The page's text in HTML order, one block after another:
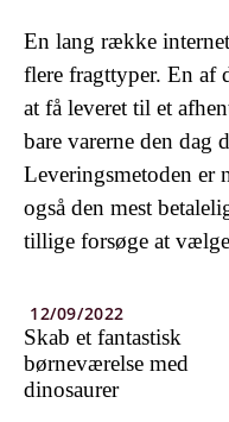
En lang række
flere fragttyper. En af
at få leveret til et
bare varerne den dag
Leveringsmetoden er
også den mest
tillige forsøge at
12/09/2022
Skab et fantastisk
børneværelse med
dinosaurer